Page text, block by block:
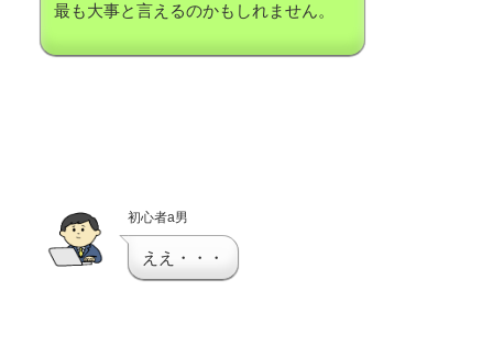
最も大事と言えるのかもしれません。
初心者a男
ええ・・・